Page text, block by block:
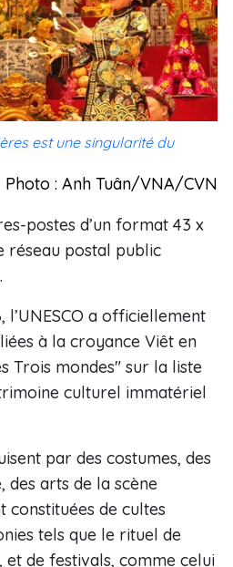
est une singularité du
Photo : Anh Tuân/VNA/CVN
postes d’un format 43 x
réseau postal public
l’UNESCO a officiellement
à la croyance Viêt en
Trois mondes" sur la liste
culturel immatériel
par des costumes, des
des arts de la scène
constituées de cultes
tels que le rituel de
et de festivals, comme celui